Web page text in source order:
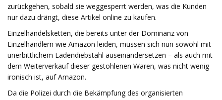
zurückgehen, sobald sie weggesperrt werden, was die Kunden
nur dazu drängt, diese Artikel online zu kaufen.
Einzelhandelsketten, die bereits unter der Dominanz von
Einzelhändlern wie Amazon leiden, müssen sich nun sowohl mit
unerbittlichem Ladendiebstahl auseinandersetzen – als auch mit
dem Weiterverkauf dieser gestohlenen Waren, was nicht wenig
ironisch ist, auf Amazon.
Da die Polizei durch die Bekämpfung des organisierten